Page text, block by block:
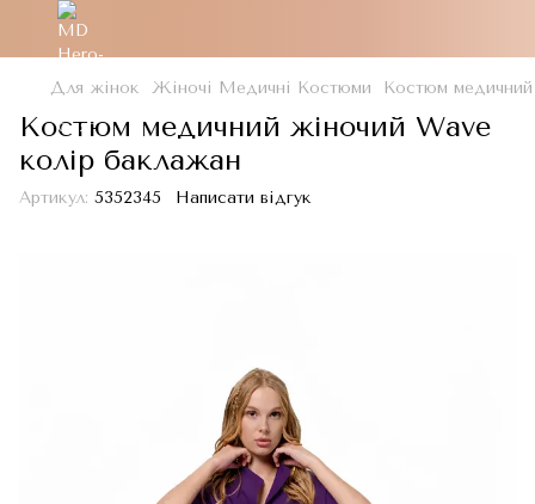
Для жінок Жіночі Медичні Костюми Костюм
Костюм медичний жіночий Wave
колір баклажан
Артикул: 5352345 Написати відгук